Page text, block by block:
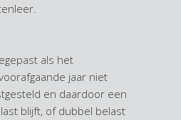
als het
jaar niet
en daardoor een
blijft, of dubbel belast